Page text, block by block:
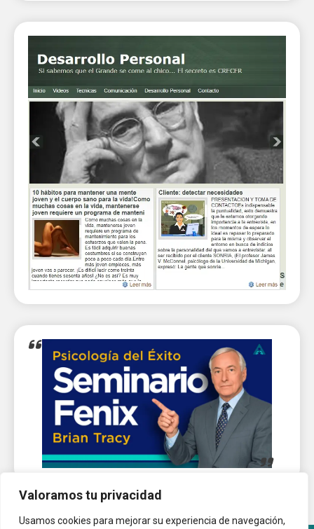
Valoramos tu privacidad
Usamos cookies para mejorar su experiencia de navegación,